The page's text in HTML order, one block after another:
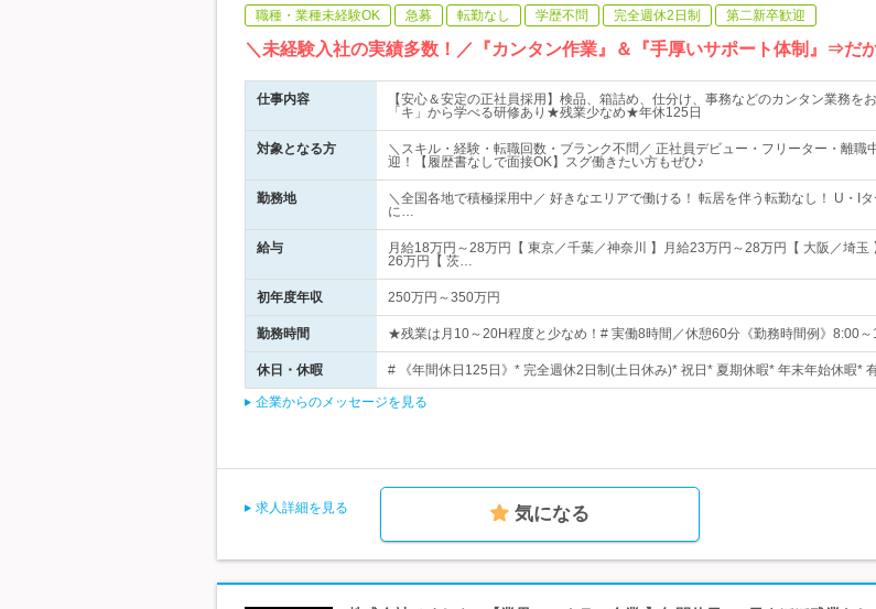
職種・業種未経験OK 急募 転勤なし 学歴不問 完全週休2日制 第二新卒歓迎
＼未経験入社の実績多数！／『カンタン作業』＆『手厚いサポート体制』⇒だ
仕事内容
【安心＆安定の正社員採用】検品、箱詰め、仕分け、事務などのカンタン業務を
「キ」から学べる研修あり★残業少なめ★年休125日
対象となる方
＼スキル・経験・転職回数・ブランク不問／ 正社員デビュー・フリーター・離職
迎！【履歴書なしで面接OK】スグ働きたい方もぜひ♪
勤務地
＼全国各地で積極採用中／ 好きなエリアで働ける！ 転居を伴う転勤なし！ U・I
に…
給与
月給18万円～28万円【 東京／千葉／神奈川 】月給23万円～28万円【 大阪／埼玉
26万円【 茨…
初年度年収 250万円～350万円
勤務時間 ★残業は月10～20H程度と少なめ！# 実働8時間／休憩60分《勤務時間例》8:00
休日・休暇 # 《年間休日125日》* 完全週休2日制(土日休み)* 祝日* 夏期休暇* 年末年始休暇*
企業からのメッセージを見る
求人詳細を見る 気になる